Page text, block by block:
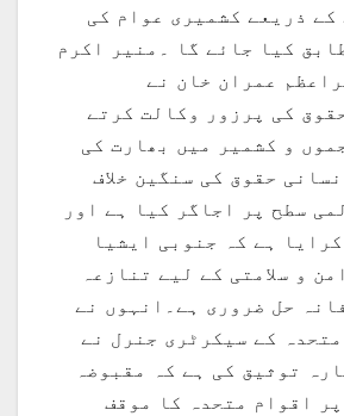
کے ذریعے کشمیری عوام کی
کیا جائے گا ۔منیر اکرم
عمران خان نے
کی پرزور وکالت کرتے
و کشمیر میں بھارت کی
حقوق کی سنگین خلاف
سطح پر اجاگر کیا ہے اور
ہے کہ جنوبی ایشیا
و سلامتی کے لیے تنازعہ
حل ضروری ہے۔انہوں نے
کے سیکرٹری جنرل نے
توثیق کی ہے کہ مقبوضہ
اقوام متحدہ کا موقف